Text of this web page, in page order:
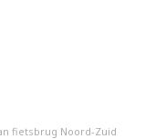
fietsbrug Noord-Zuid